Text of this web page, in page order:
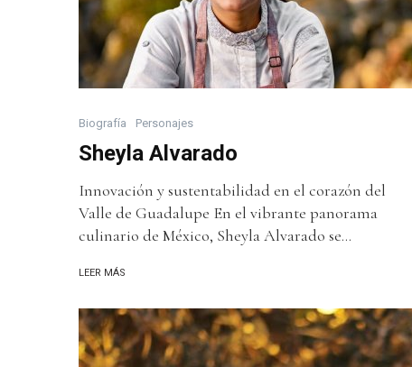
Biografía Personajes
Sheyla Alvarado
Innovación y sustentabilidad en el corazón del
Valle de Guadalupe En el vibrante panorama
culinario de México, Sheyla Alvarado se...
LEER MÁS